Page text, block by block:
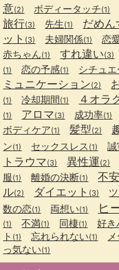
意(2) ボディータッチ(1)
旅行(3) 先生(1) だめん
ット (3) 夫婦関係(1) 恋
赤ちゃん(1) すれ違い(3)
(1) 恋の予感(1) シチュ
ミュニケーション(2)
(1) 冷却期間(1) ４オラ
(1) アロマ(3) 成功率(1)
ボディケア(1) 髪型(2)
ン(1) セックスレス (1) 誠
トラウマ(3) 異性運(2)
服(1) 離婚の決断(1) 不安
ル(2) ダイエット (3)
数の恋(1) 両想い(1) ヒ
(1) 不満(1) 同棲(1) 好き
ト (1) 忘れられない(1)
っ気ない(1)